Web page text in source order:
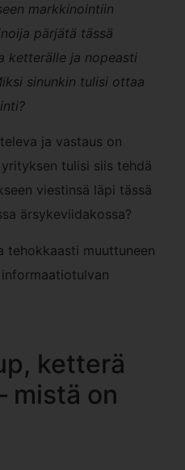
markkinointiin
pärjätä tässä
ketterälle ja nopeasti
sinunkin tulisi ottaa
ja vastaus on
tulisi siis tehdä
viestinsä läpi tässä
ärsykeviidakossa?
tehokkaasti muuttuneen
ketterä
mistä on